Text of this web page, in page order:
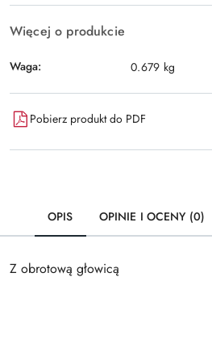
Więcej o produkcie
Waga: 0.679 kg
Pobierz produkt do PDF
OPIS OPINIE I OCENY (0)
Z obrotową głowicą